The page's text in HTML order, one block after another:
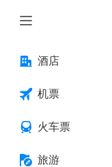
酒店
机票
火车票
旅游